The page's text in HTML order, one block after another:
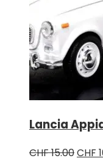
Lancia
CHF15.00CHF